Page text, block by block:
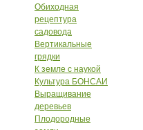
Обиходная
рецептура
садовода
Вертикальные
грядки
К земле с наукой
Культура БОНСАИ
Выращивание
деревьев
Плодородные